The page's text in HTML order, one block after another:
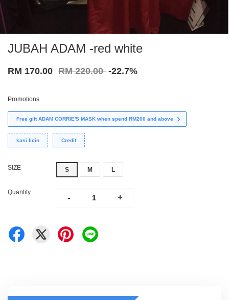
JUBAH ADAM -red white
RM 170.00 RM 220.00 -22.7%
Promotions
Free gift ADAM CORRIE'S MASK when spend RM200 and above
kasi licin Credit
SIZE S M L
Quantity
- +